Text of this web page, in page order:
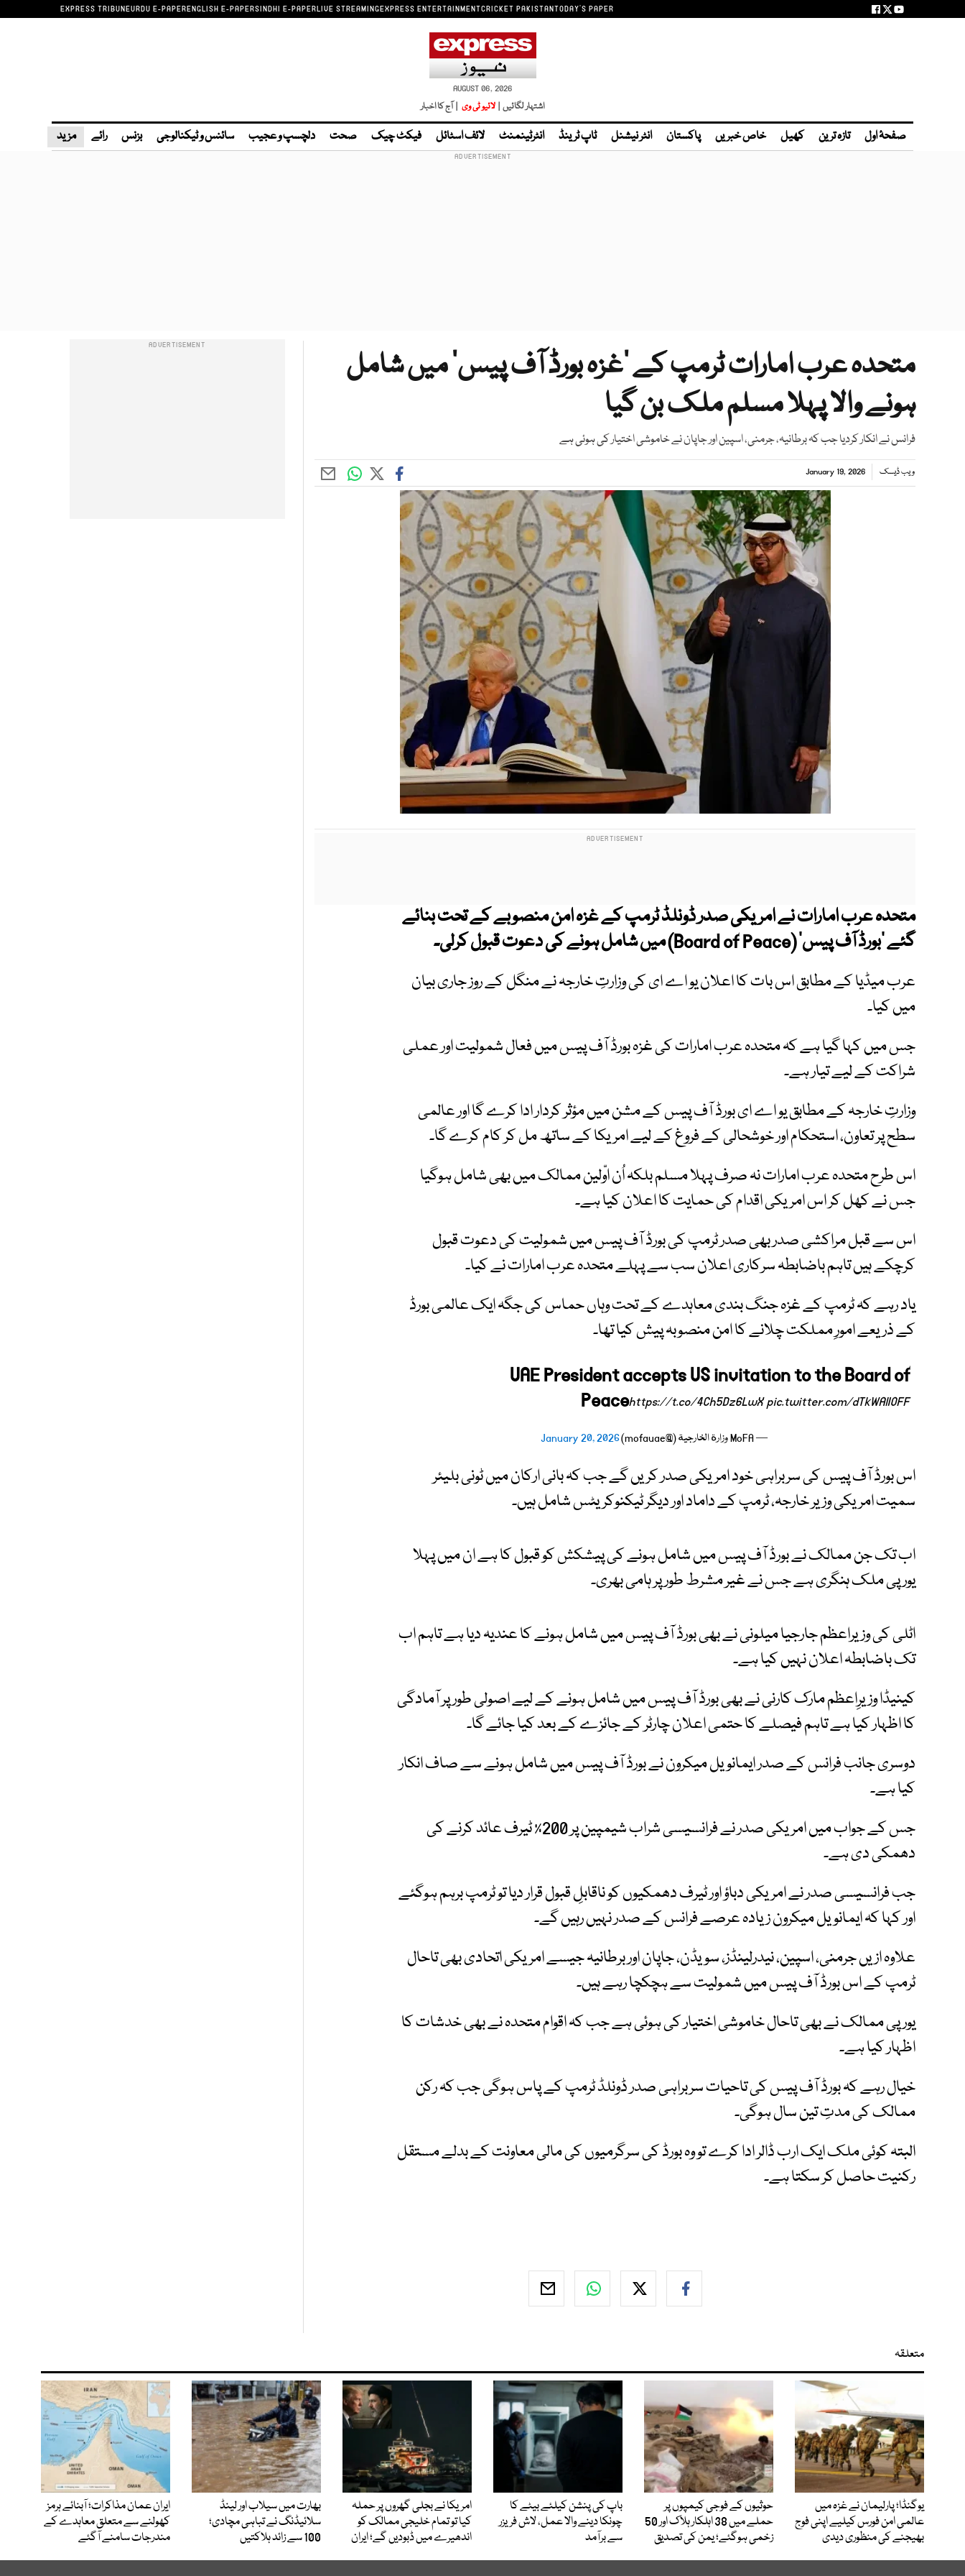
EXPRESS TRIBUNEURDU E-PAPERENGLISH E-PAPERSINDHI E-PAPERLIVE STREAMINGEXPRESS ENTERTAINMENTCRICKET PAKISTANTODAY'S PAPER
AUGUST 06, 2026
اشتہار لگائیں | لائیو ٹی وی | آج کا اخبار
صفحۂ اول تازہ ترین کھیل خاص خبریں پاکستان انٹر نیشنل ٹاپ ٹرینڈ انٹرٹینمنٹ لائف اسٹائل فیکٹ چیک صحت دلچسپ و عجیب سائنس و ٹیکنالوجی بزنس رائے مزید
متحدہ عرب امارات ٹرمپ کے ’غزہ بورڈ آف پیس‘ میں شامل
ہونے والا پہلا مسلم ملک بن گیا
فرانس نے انکار کردیا جب کہ برطانیہ، جرمنی، اسپین اور جاپان نے خاموشی اختیار کی ہوئی ہے
ویب ڈیسک January 19, 2026
متحدہ عرب امارات نے امریکی صدر ڈونلڈ ٹرمپ کے غزہ امن منصوبے کے تحت بنائے
گئے ’بورڈ آف پیس‘ (Board of Peace) میں شامل ہونے کی دعوت قبول کرلی۔
عرب میڈیا کے مطابق اس بات کا اعلان یو اے ای کی وزارتِ خارجہ نے منگل کے روز جاری بیان
میں کیا۔
جس میں کہا گیا ہے کہ متحدہ عرب امارات کی غزہ بورڈ آف پیس میں فعال شمولیت اور عملی
شراکت کے لیے تیار ہے۔
وزارتِ خارجہ کے مطابق یو اے ای بورڈ آف پیس کے مشن میں مؤثر کردار ادا کرے گا اور عالمی
سطح پر تعاون، استحکام اور خوشحالی کے فروغ کے لیے امریکا کے ساتھ مل کر کام کرے گا۔
اس طرح متحدہ عرب امارات نہ صرف پہلا مسلم بلکہ اُن اوّلین ممالک میں بھی شامل ہوگیا
جس نے کھل کر اس امریکی اقدام کی حمایت کا اعلان کیا ہے۔
اس سے قبل مراکشی صدر بھی صدر ٹرمپ کی بورڈ آف پیس میں شمولیت کی دعوت قبول
کرچکے ہیں تاہم باضابطہ سرکاری اعلان سب سے پہلے متحدہ عرب امارات نے کیا۔
یاد رہے کہ ٹرمپ کے غزہ جنگ بندی معاہدے کے تحت وہاں حماس کی جگہ ایک عالمی بورڈ
کے ذریعے امورِ مملکت چلانے کا امن منصوبہ پیش کیا تھا۔
UAE President accepts US invitation to the Board of
Peacehttps://t.co/4Ch5Dz6LwX pic.twitter.com/dTkWAlIOFF
— MoFA وزارة الخارجية (@mofauae) January 20, 2026
اس بورڈ آف پیس کی سربراہی خود امریکی صدر کریں گے جب کہ بانی ارکان میں ٹونی بلیئر
سمیت امریکی وزیر خارجہ، ٹرمپ کے داماد اور دیگر ٹیکنوکریٹس شامل ہیں۔
اب تک جن ممالک نے بورڈ آف پیس میں شامل ہونے کی پیشکش کو قبول کا ہے ان میں پہلا
یورپی ملک ہنگری ہے جس نے غیر مشرط طور پر ہامی بھری۔
اٹلی کی وزیراعظم جارجیا میلونی نے بھی بورڈ آف پیس میں شامل ہونے کا عندیہ دیا ہے تاہم اب
تک باضابطہ اعلان نہیں کیا ہے۔
کینیڈا وزیرِاعظم مارک کارنی نے بھی بورڈ آف پیس میں شامل ہونے کے لیے اصولی طور پر آمادگی
کا اظہار کیا ہے تاہم فیصلے کا حتمی اعلان چارٹر کے جائزے کے بعد کیا جائے گا۔
دوسری جانب فرانس کے صدر ایمانویل میکرون نے بورڈ آف پیس میں شامل ہونے سے صاف انکار
کیا ہے۔
جس کے جواب میں امریکی صدر نے فرانسیسی شراب شیمپین پر 200٪ ٹیرف عائد کرنے کی
دھمکی دی ہے۔
جب فرانسیسی صدر نے امریکی دباؤ اور ٹیرف دھمکیوں کو ناقابلِ قبول قرار دیا تو ٹرمپ برہم ہوگئے
اور کہا کہ ایمانویل میکرون زیادہ عرصے فرانس کے صدر نہیں رہیں گے۔
علاوہ ازیں جرمنی، اسپین، نیدرلینڈز، سویڈن، جاپان اور برطانیہ جیسے امریکی اتحادی بھی تاحال
ٹرمپ کے اس بورڈ آف پیس میں شمولیت سے ہچکچا رہے ہیں۔
یورپی ممالک نے بھی تاحال خاموشی اختیار کی ہوئی ہے جب کہ اقوام متحدہ نے بھی خدشات کا
اظہار کیا ہے۔
خیال رہے کہ بورڈ آف پیس کی تاحیات سربراہی صدر ڈونلڈ ٹرمپ کے پاس ہوگی جب کہ رکن
ممالک کی مدتِ تین سال ہوگی۔
البتہ کوئی ملک ایک ارب ڈالر ادا کرے تو وہ بورڈ کی سرگرمیوں کی مالی معاونت کے بدلے مستقل
رکنیت حاصل کر سکتا ہے۔
متعلقہ
یوگنڈا؛ پارلیمان نے غزہ میں
عالمی امن فورس کیلیے اپنی فوج
بھیجنے کی منظوری دیدی
حوثیوں کے فوجی کیمپوں پر
حملے میں 38 اہلکار ہلاک اور 50
زخمی ہوگئے؛ یمن کی تصدیق
باپ کی پنشن کیلئے بیٹے کا
چونکا دینے والا عمل، لاش فریزر
سے برآمد
امریکا نے بجلی گھروں پر حملہ
کیا تو تمام خلیجی ممالک کو
اندھیرے میں ڈبودیں گے؛ ایران
بھارت میں سیلاب اور لینڈ
سلائیڈنگ نے تباہی مچادی؛
100 سے زائد ہلاکتیں
ایران عمان مذاکرات؛ آبنائے ہرمز
کھولنے سے متعلق معاہدے کے
مندرجات سامنے آگئے